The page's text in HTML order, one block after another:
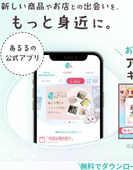
無料でダウンロ